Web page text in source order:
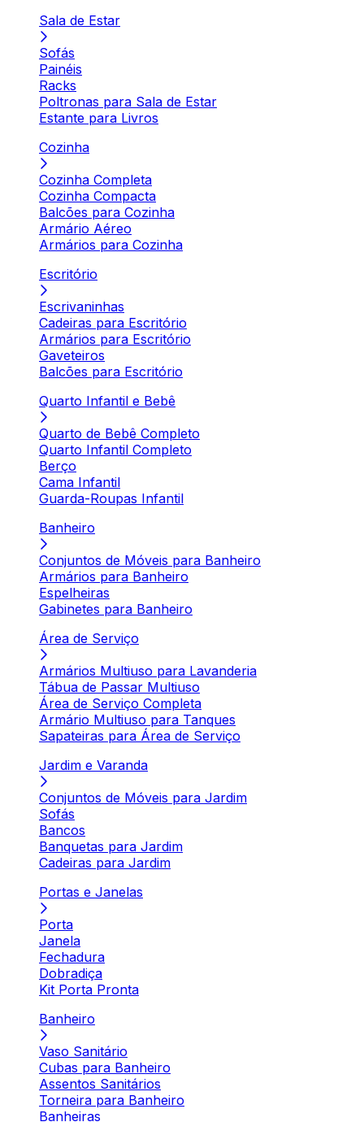
Sala de Estar
Sofás
Painéis
Racks
Poltronas para Sala de Estar
Estante para Livros
Cozinha
Cozinha Completa
Cozinha Compacta
Balcões para Cozinha
Armário Aéreo
Armários para Cozinha
Escritório
Escrivaninhas
Cadeiras para Escritório
Armários para Escritório
Gaveteiros
Balcões para Escritório
Quarto Infantil e Bebê
Quarto de Bebê Completo
Quarto Infantil Completo
Berço
Cama Infantil
Guarda-Roupas Infantil
Banheiro
Conjuntos de Móveis para Banheiro
Armários para Banheiro
Espelheiras
Gabinetes para Banheiro
Área de Serviço
Armários Multiuso para Lavanderia
Tábua de Passar Multiuso
Área de Serviço Completa
Armário Multiuso para Tanques
Sapateiras para Área de Serviço
Jardim e Varanda
Conjuntos de Móveis para Jardim
Sofás
Bancos
Banquetas para Jardim
Cadeiras para Jardim
Portas e Janelas
Porta
Janela
Fechadura
Dobradiça
Kit Porta Pronta
Banheiro
Vaso Sanitário
Cubas para Banheiro
Assentos Sanitários
Torneira para Banheiro
Banheiras